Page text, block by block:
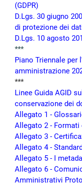
(GDPR)
D.Lgs. 30 giugno
di protezione dei
D.Lgs. 10 agosto
***
Piano Triennale
amministrazione
***
Linee Guida AGID
conservazione dei
Allegato 1 -
Allegato 2 -
Allegato 3 -
Allegato 4 -
Allegato 5 - I
Allegato 6 -
Amministrativi